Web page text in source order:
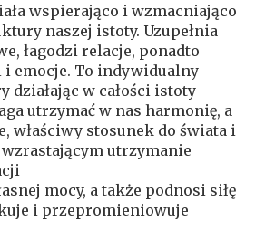
wspierająco i wzmacniająco
naszej istoty. Uzupełnia
łagodzi relacje, ponadto
emocje. To indywidualny
działając w całości istoty
utrzymać w nas harmonię, a
właściwy stosunek do świata i
utrzymanie
mocy, a także podnosi siłę
i przepromieniowuje